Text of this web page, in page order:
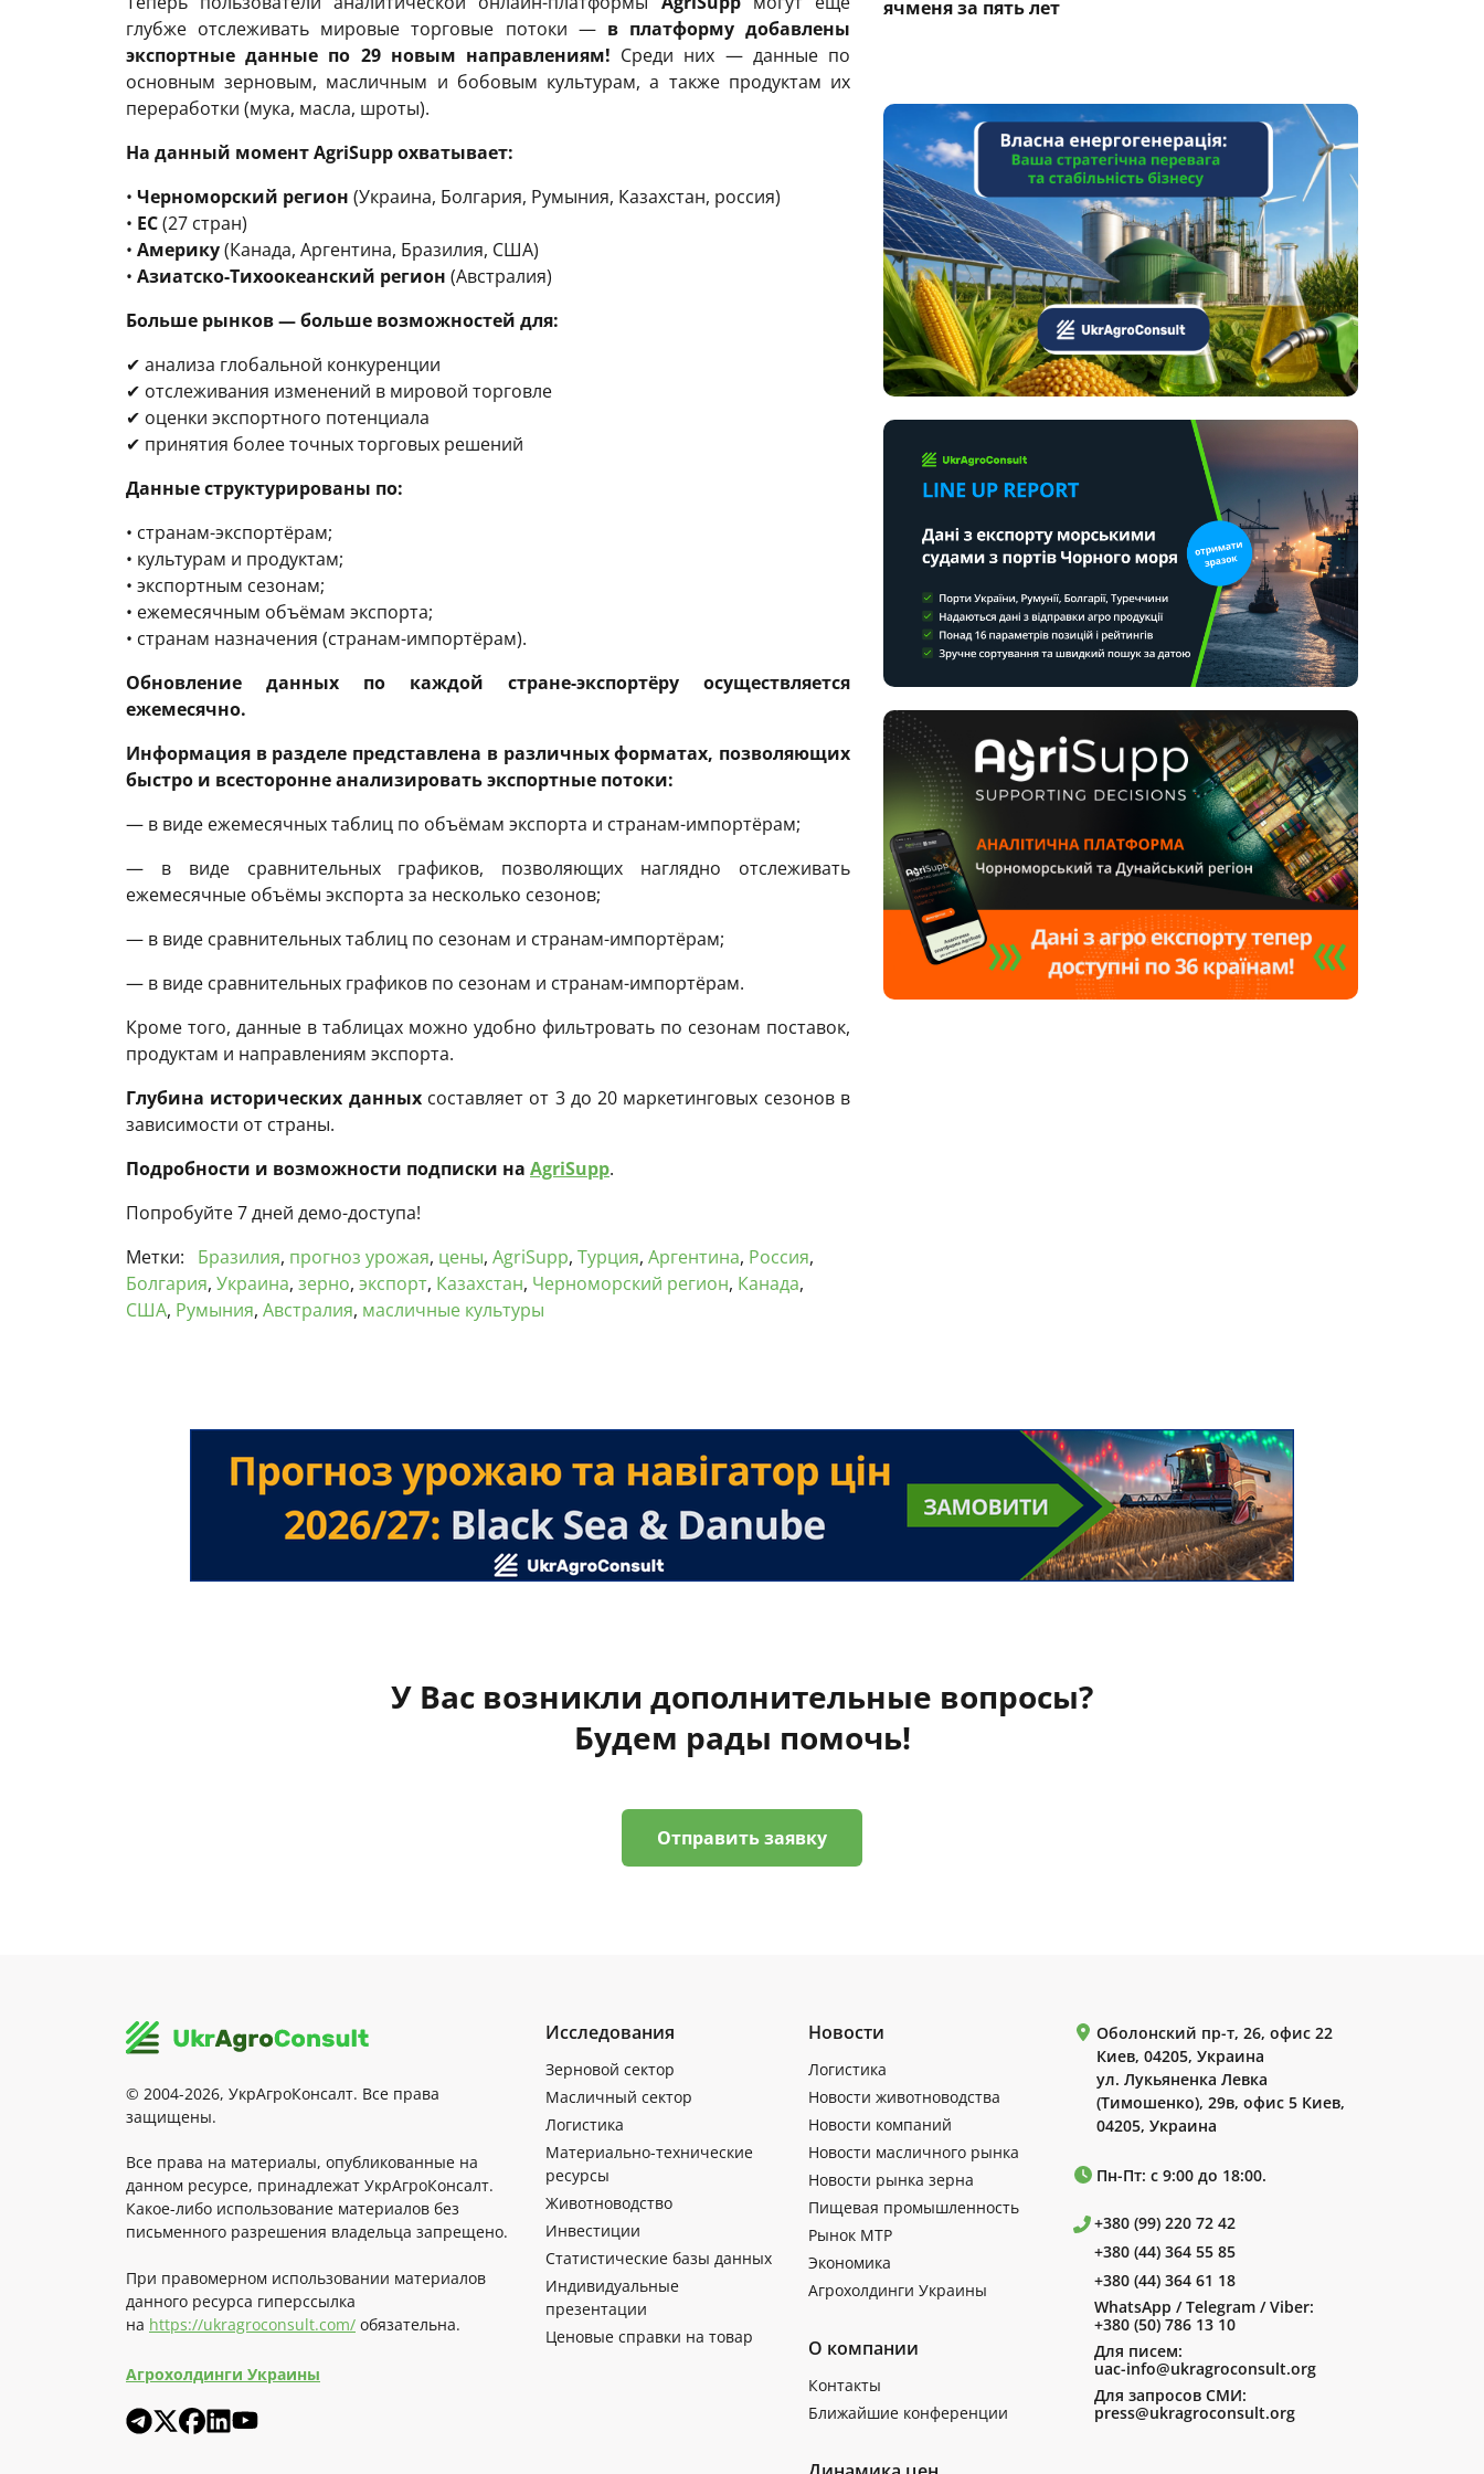
глубже отслеживать мировые торговые потоки — в платформу добавлены
экспортные данные по 29 новым направлениям! Среди них — данные по
основным зерновым, масличным и бобовым культурам, а также продуктам их
переработки (мука, масла, шроты).
На данный момент AgriSupp охватывает:
• Черноморский регион (Украина, Болгария, Румыния, Казахстан, россия)
• ЕС(27 стран)
• Америку(Канада, Аргентина, Бразилия, США)
• Азиатско-Тихоокеанский регион (Австралия)
Больше рынков — больше возможностей для:
✔ анализа глобальной конкуренции
✔ отслеживания изменений в мировой торговле
✔ оценки экспортного потенциала
✔ принятия более точных торговых решений
Данные структурированы по:
• странам-экспортёрам;
• культурам и продуктам;
• экспортным сезонам;
• ежемесячным объёмам экспорта;
• странам назначения (странам-импортёрам).
Обновление данных по каждой стране-экспортёру осуществляется
ежемесячно.
Информация в разделе представлена в различных форматах, позволяющих
быстро и всесторонне анализировать экспортные потоки:
— в виде ежемесячных таблиц по объёмам экспорта и странам-импортёрам;
— в виде сравнительных графиков, позволяющих наглядно отслеживать
ежемесячные объёмы экспорта за несколько сезонов;
— в виде сравнительных таблиц по сезонам и странам-импортёрам;
— в виде сравнительных графиков по сезонам и странам-импортёрам.
Кроме того, данные в таблицах можно удобно фильтровать по сезонам поставок,
продуктам и направлениям экспорта.
Глубина исторических данныхсоставляет от 3 до 20 маркетинговых сезонов в
зависимости от страны.
Подробности и возможности подписки на AgriSupp.
Попробуйте 7 дней демо-доступа!
Метки:
Бразилия, прогноз урожая, цены, AgriSupp, Турция, Аргентина, Россия,
Болгария, Украина, зерно, экспорт, Казахстан, Черноморский регион, Канада,
США, Румыния, Австралия, масличные культуры
ячменя за пять лет
У Вас возникли дополнительные вопросы?
Будем рады помочь!
Отправить заявку
© 2004-2026, УкрАгроКонсалт. Все права
защищены.
Все права на материалы, опубликованные на
данном ресурсе, принадлежат УкрАгроКонсалт.
Какое-либо использование материалов без
письменного разрешения владельца запрещено.
При правомерном использовании материалов
данного ресурса гиперссылка
на https://ukragroconsult.com/ обязательна.
Агрохолдинги Украины
Исследования
Зерновой сектор
Масличный сектор
Логистика
Материально-технические
ресурсы
Животноводство
Инвестиции
Статистические базы данных
Индивидуальные
презентации
Ценовые справки на товар
Новости
Логистика
Новости животноводства
Новости компаний
Новости масличного рынка
Новости рынка зерна
Пищевая промышленность
Рынок МТР
Экономика
Агрохолдинги Украины
О компании
Контакты
Ближайшие конференции
Оболонский пр-т, 26, офис 22
Киев, 04205, Украина
ул. Лукьяненка Левка
(Тимошенко), 29в, офис 5 Киев,
04205, Украина
Пн-Пт: с 9:00 до 18:00.
+380 (99) 220 72 42
+380 (44) 364 55 85
+380 (44) 364 61 18
WhatsApp / Telegram / Viber:
+380 (50) 786 13 10
Для писем:
uac-info@ukragroconsult.org
Для запросов СМИ:
press@ukragroconsult.org